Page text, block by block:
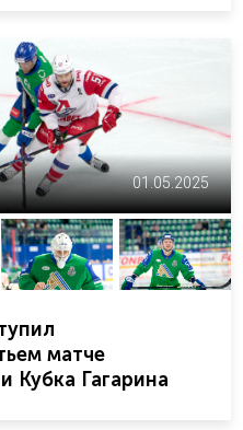
01.05.2025
матче
Кубка Гагарина